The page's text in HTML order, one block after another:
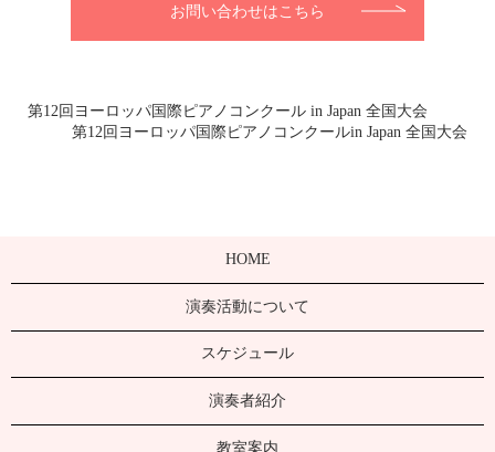
お問い合わせはこちら
第12回ヨーロッパ国際ピアノコンクール in Japan 全国大会
第12回ヨーロッパ国際ピアノコンクールin Japan 全国大会
HOME
演奏活動について
スケジュール
演奏者紹介
教室案内